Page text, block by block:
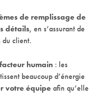
de remplissage de
détails, en s’assurant de
du client.
facteur humain : les
beaucoup d’énergie
votre équipeafin qu’elle